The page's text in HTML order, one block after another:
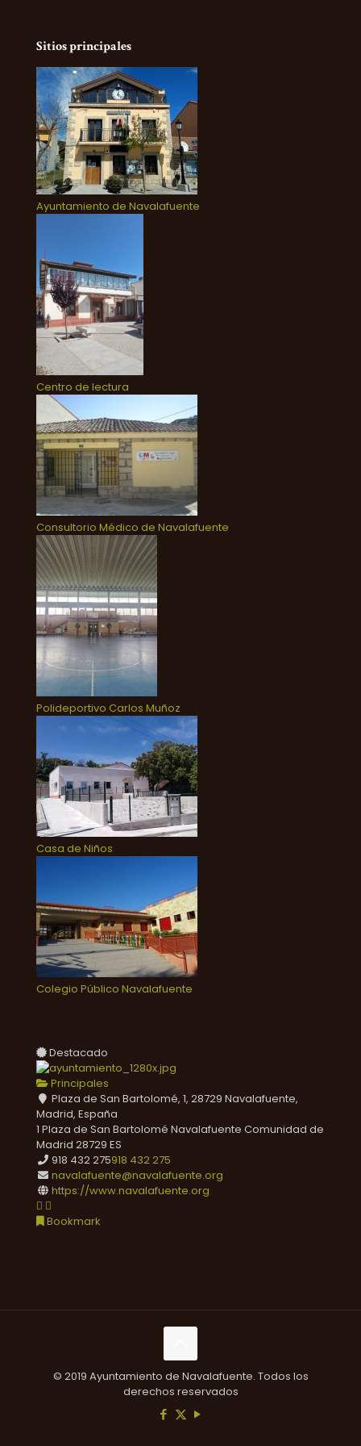
Sitios principales
Ayuntamiento de Navalafuente
Centro de lectura
Consultorio Médico de Navalafuente
Polideportivo Carlos Muñoz
Casa de Niños
Colegio Público Navalafuente
Destacado
Principales
Plaza de San Bartolomé, 1, 28729 Navalafuente,
Madrid, España
1 Plaza de San Bartolomé Navalafuente Comunidad de
Madrid 28729 ES
918 432 275918 432 275
navalafuente@navalafuente.org
https://www.navalafuente.org
Bookmark
© 2019 Ayuntamiento de Navalafuente. Todos los
derechos reservados